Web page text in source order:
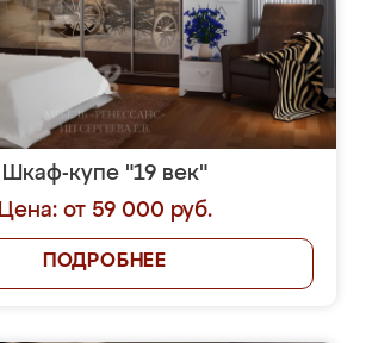
Шкаф-купе "19 век"
Цена: от 59 000 руб.
ПОДРОБНЕЕ